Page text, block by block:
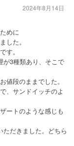
めに
した。
す。
が3種類あり、そこで
値段のままでした。
、サンドイッチのよ
ートのような感じも
だきました。どちら
2024年8月14日